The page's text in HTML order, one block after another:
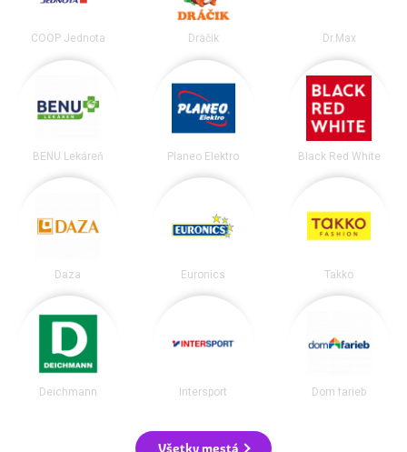
COOP Jednota Dráčik Dr.Max
BENU Lekáreň Planeo Elektro Black Red White
Daza Euronics Takko
Deichmann Intersport Dom farieb
Všetky mestá